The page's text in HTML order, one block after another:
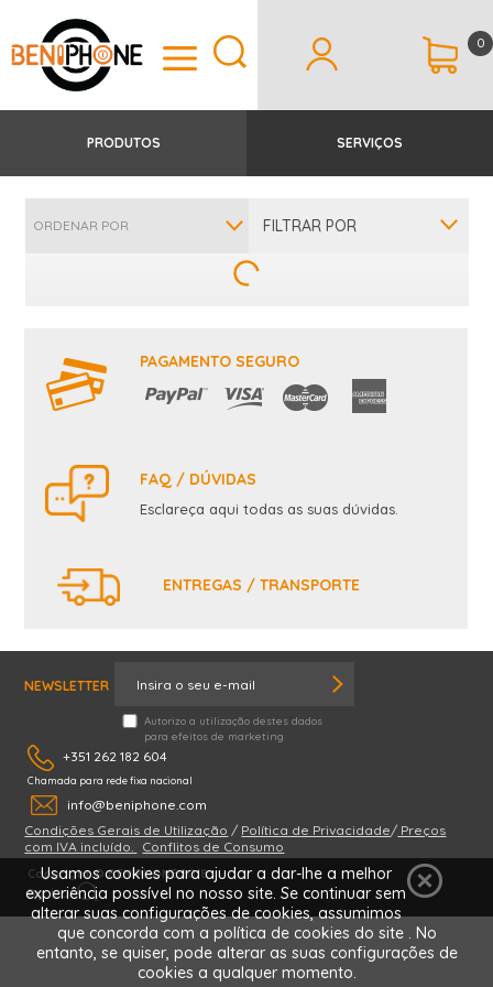
NÓS CONTACTAMOS
0
PRODUTOS SERVIÇOS
ORDENAR POR FILTRAR POR
PAGAMENTO SEGURO
FAQ / DÚVIDAS
Esclareça aqui todas as suas dúvidas.
ENTREGAS / TRANSPORTE
NEWSLETTER
Autorizo a utilização destes dados
para efeitos de marketing
+351 262 182 604
Chamada para rede fixa nacional
info@beniphone.com
Condições Gerais de Utilização / Política de Privacidade/ Preços
com IVA incluído. Conflitos de Consumo
Copyright © BENIPHONE 2018
By
Usamos cookies para ajudar a dar-lhe a melhor
experiência possível no nosso site. Se continuar sem
alterar suas configurações de cookies, assumimos
que concorda com a política de cookies do site . No
entanto, se quiser, pode alterar as suas configurações de
cookies a qualquer momento.